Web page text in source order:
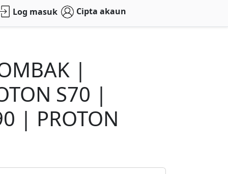
Log masuk Cipta akaun
|
S70 |
| PROTON